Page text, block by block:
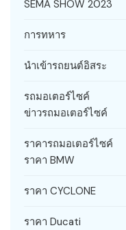
SEMA SHOW 2023
การทหาร
นำเข้ารถยนต์อิสระ
รถมอเตอร์ไซค์
ข่าวรถมอเตอร์ไซค์
ราคารถมอเตอร์ไซค์
ราคา BMW
ราคา CYCLONE
ราคา Ducati